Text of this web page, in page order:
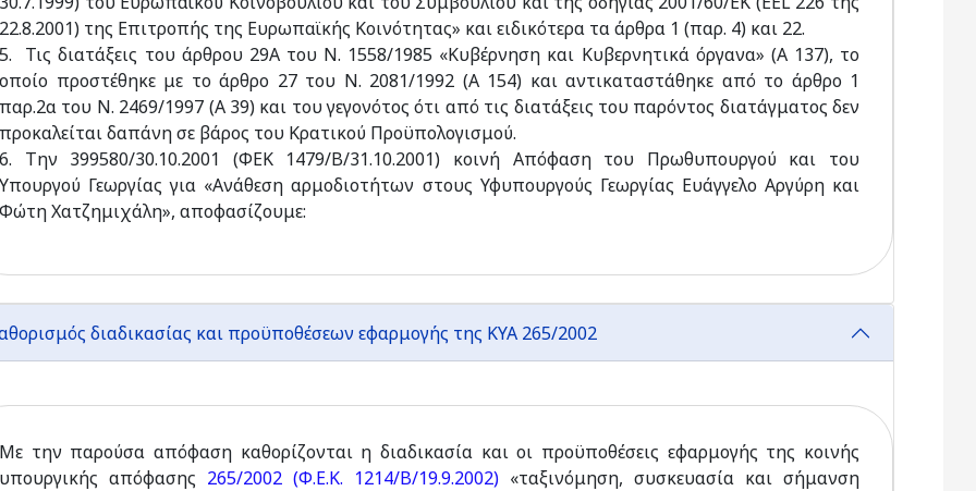
22.8.2001) της Επιτροπής της Ευρωπαϊκής Κοινότητας» και ειδικότερα τα άρθρα 1 (παρ. 4) και 22.
5. Τις διατάξεις του άρθρου 29Α του Ν. 1558/1985 «Κυβέρνηση και Κυβερνητικά όργανα» (Α 137), το
οποίο προστέθηκε με το άρθρο 27 του Ν. 2081/1992 (Α 154) και αντικαταστάθηκε από το άρθρο 1
παρ.2α του Ν. 2469/1997 (Α 39) και του γεγονότος ότι από τις διατάξεις του παρόντος διατάγματος δεν
προκαλείται δαπάνη σε βάρος του Κρατικού Προϋπολογισμού.
6. Την 399580/30.10.2001 (ΦΕΚ 1479/Β/31.10.2001) κοινή Απόφαση του Πρωθυπουργού και του
Υπουργού Γεωργίας για «Ανάθεση αρμοδιοτήτων στους Υφυπουργούς Γεωργίας Ευάγγελο Αργύρη και
Φώτη Χατζημιχάλη», αποφασίζουμε:
διαδικασίας και προϋποθέσεων εφαρμογής της ΚΥΑ 265/2002
Με την παρούσα απόφαση καθορίζονται η διαδικασία και οι προϋποθέσεις εφαρμογής της κοινής
υπουργικής απόφασης 265/2002 (Φ.Ε.Κ. 1214/Β/19.9.2002) «ταξινόμηση, συσκευασία και σήμανση